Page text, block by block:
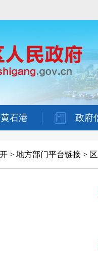
石港 政府
> 地方部门平台链接 >